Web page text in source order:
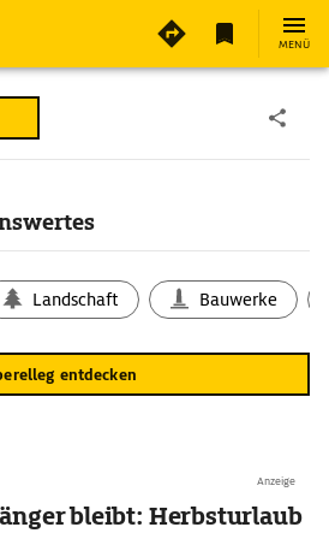
MENÜ
Landschaft Bauwerke
entdecken
Anzeige
bleibt: Herbsturlaub